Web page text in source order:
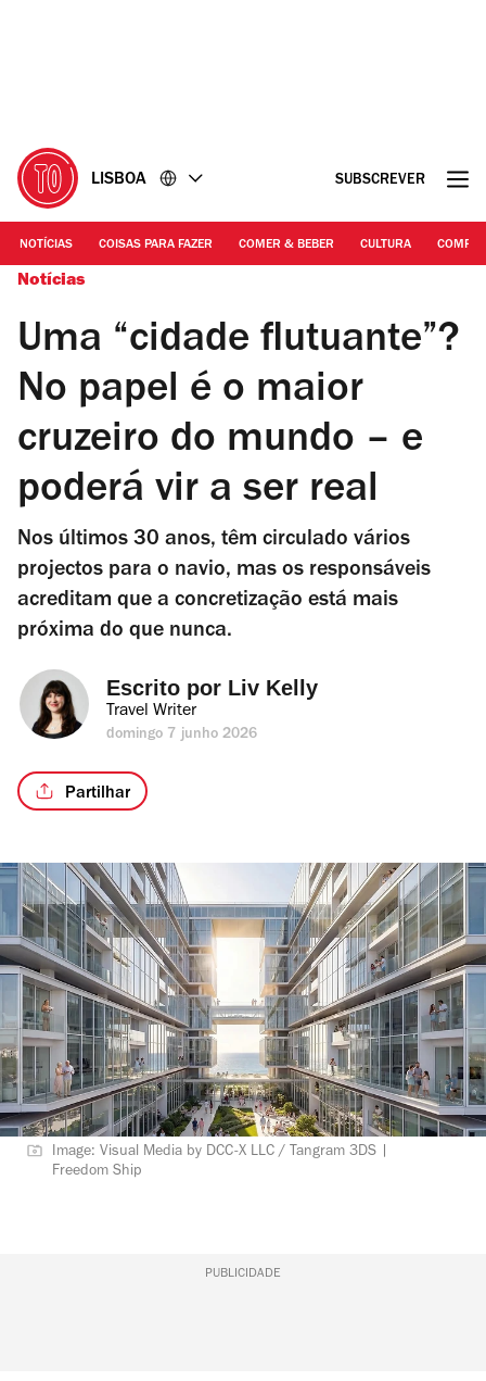
LISBOA SUBSCREVER
NOTÍCIAS COISAS PARA FAZER COMER & BEBER CULTURA
Notícias
Uma “cidade flutuante”?
No papel é o maior
cruzeiro do mundo – e
poderá vir a ser real
Nos últimos 30 anos, têm circulado vários
projectos para o navio, mas os responsáveis
acreditam que a concretização está mais
próxima do que nunca.
Escrito por Liv Kelly
Travel Writer
domingo 7 junho 2026
Partilhar
Image: Visual Media by DCC-X LLC / Tangram 3DS |
Freedom Ship
PUBLICIDADE